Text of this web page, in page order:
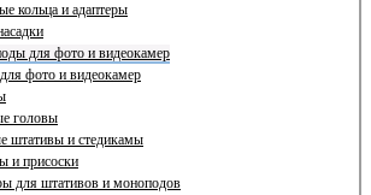
кольца и адаптеры
для фото и видеокамер
фото и видеокамер
головы
штативы и стедикамы
и присоски
для штативов и моноподов